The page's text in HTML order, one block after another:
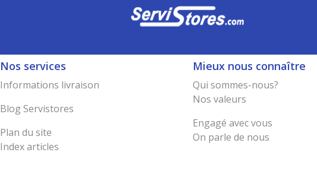
Nos services
Informations livraison
Blog Servistores
Plan du site
Index articles
Mieux nous connaître
Qui sommes-nous?
Nos valeurs
Engagé avec vous
On parle de nous